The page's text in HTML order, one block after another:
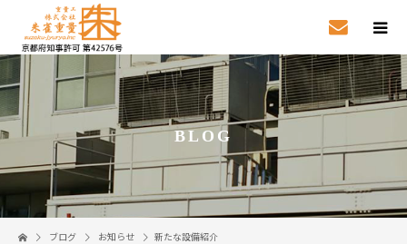
BLOG
ブログ お知らせ 新たな設備紹介